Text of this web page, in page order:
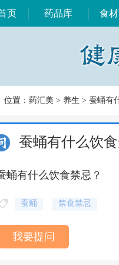
页 药品库 食
位置： 药汇美 > 养生 > 蚕蛹有
蚕蛹有什么饮
蛹有什么饮食禁忌？
蚕蛹 禁食禁忌
我要提问